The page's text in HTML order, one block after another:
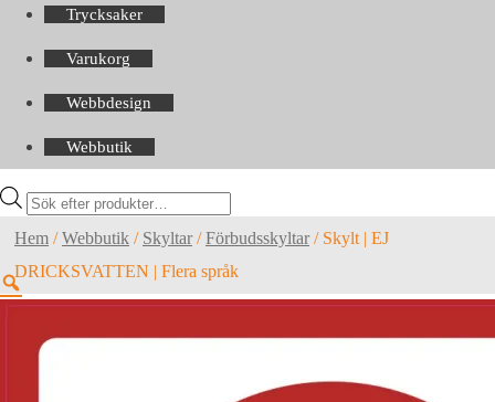
Trycksaker
Varukorg
Webbdesign
Webbutik
Products
Hem /Webbutik / Skyltar /Förbudsskyltar / Skylt | EJ
DRICKSVATTEN | Flera språk